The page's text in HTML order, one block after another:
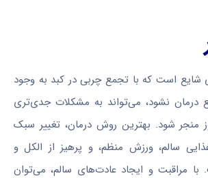
شایع است که با تجمع چربی در کبد به وجود
درمان نشود، می‌تواند به مشکلات جدی‌تری
منجر شود. بهترین روش درمان، تغییر سبک
سالم، ورزش منظم، و پرهیز از الکل و
با مراقبت و ایجاد عادت‌های سالم، می‌توان